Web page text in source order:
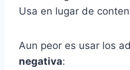
Usa en lugar de
Aun peor es usar los
negativa: